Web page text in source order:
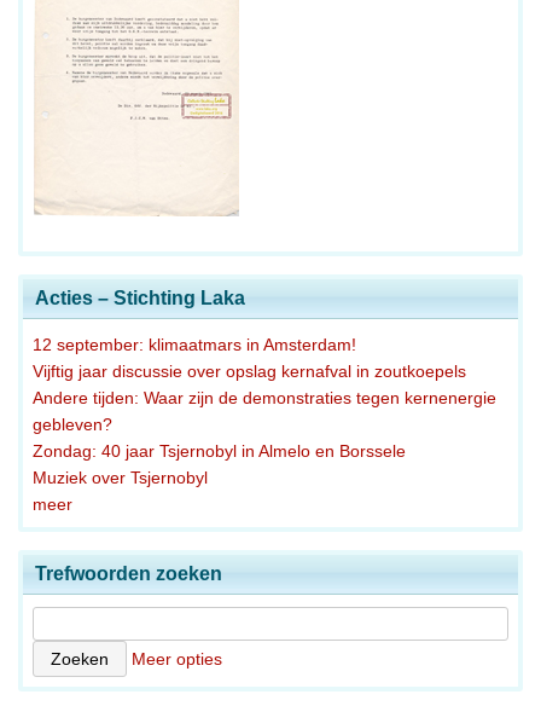
Acties – Stichting Laka
12 september: klimaatmars in Amsterdam!
Vijftig jaar discussie over opslag kernafval in zoutkoepels
Andere tijden: Waar zijn de demonstraties tegen kernenergie
gebleven?
Zondag: 40 jaar Tsjernobyl in Almelo en Borssele
Muziek over Tsjernobyl
meer
Trefwoorden zoeken
Meer opties